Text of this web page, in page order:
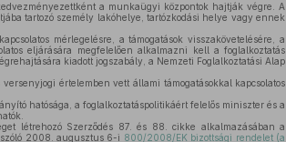
a munkaügyi központok hajtják végre. A
tartozó személy lakóhelye, tartózkodási helye vagy ennek
mérlegelésre, a támogatások visszakövetelésére, a
eljárására megfelelően alkalmazni kell a foglalkoztatás
kiadott jogszabály, a Nemzeti Foglalkoztatási Alap
értelemben vett állami támogatásokkal kapcsolatos
hatósága, a foglalkoztatáspolitikáért felelős miniszter és a
létrehozó Szerződés 87. és 88. cikke alkalmazásában a
2008. augusztus 6-i 800/2008/EK bizottsági rendelet (a